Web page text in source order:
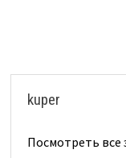
kuper
Посмотреть все